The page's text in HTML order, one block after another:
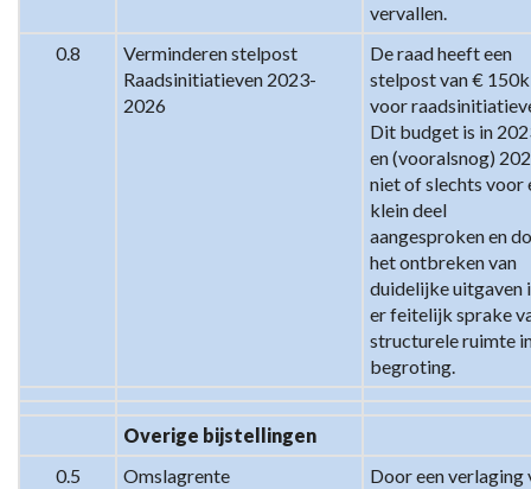
vervallen.
0.8
Verminderen stelpost
Raadsinitiatieven 2023-
2026
De raad heeft een
stelpost van € 150k
voor
Dit budget is in
en (vooralsnog)
niet of slechts voor
klein deel
aangesproken en
het ontbreken van
duidelijke uitgaven
er feitelijk sprake
structurele ruimte
begroting.
Overige bijstellingen
0.5
Omslagrente
Door een verlaging